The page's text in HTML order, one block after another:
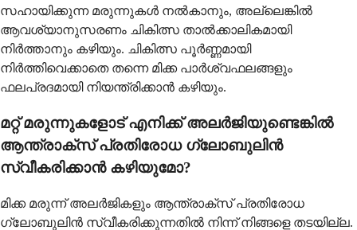
സഹായിക്കുന്ന മരുന്നുകൾ നൽകാനും, അല്ലെങ്കിൽ
ആവശ്യാനുസരണം ചികിത്സ താൽക്കാലികമായി
നിർത്താനും കഴിയും. ചികിത്സ പൂർണ്ണമായി
നിർത്തിവെക്കാതെ തന്നെ മിക്ക പാർശ്വഫലങ്ങളും
ഫലപ്രദമായി നിയന്ത്രിക്കാൻ കഴിയും.
മറ്റ് മരുന്നുകളോട് എനിക്ക് അലർജിയുണ്ടെങ്കിൽ
ആന്ത്രാക്സ് പ്രതിരോധ ഗ്ലോബുലിൻ
സ്വീകരിക്കാൻ കഴിയുമോ?
മിക്ക മരുന്ന് അലർജികളും ആന്ത്രാക്സ് പ്രതിരോധ
ഗ്ലോബുലിൻ സ്വീകരിക്കുന്നതിൽ നിന്ന് നിങ്ങളെ തടയില്ല.